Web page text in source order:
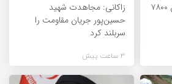
تامین زمین ساخت مسکن ۷۸۰۰
زاکانی: مجاهدت شهید
حسین‌پور جریان مقاومت را
سربلند کرد
3 ساعت پیش